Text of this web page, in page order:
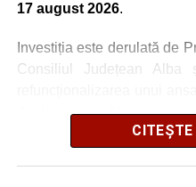
17 august 2026.
Investiția este derulată de
Consiliul Județean Alba
din localitatea Vinerea,
activităților culturale,